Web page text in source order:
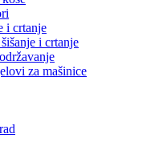
i crtanje
i crtanje
za mašinice